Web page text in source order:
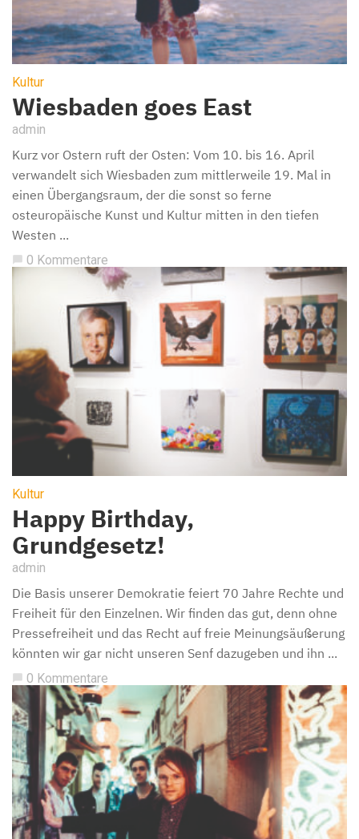
Kultur
Wiesbaden goes East
admin
Kurz vor Ostern ruft der Osten: Vom 10. bis 16. April
verwandelt sich Wiesbaden zum mittlerweile 19. Mal in
einen Übergangsraum, der die sonst so ferne
osteuropäische Kunst und Kultur mitten in den tiefen
Westen ...
chat_bubble 0 Kommentare
Kultur
Happy Birthday,
Grundgesetz!
admin
Die Basis unserer Demokratie feiert 70 Jahre Rechte und
Freiheit für den Einzelnen. Wir finden das gut, denn ohne
Pressefreiheit und das Recht auf freie Meinungsäußerung
könnten wir gar nicht unseren Senf dazugeben und ihn ...
chat_bubble 0 Kommentare